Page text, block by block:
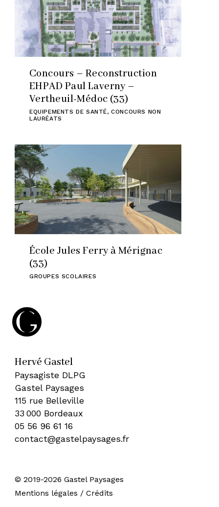
Concours – Reconstruction
EHPAD Paul Laverny –
Vertheuil-Médoc (33)
EQUIPEMENTS DE SANTÉ,CONCOURS NON
LAURÉATS
École Jules Ferry à Mérignac
(33)
GROUPES SCOLAIRES
Hervé Gastel
Paysagiste DLPG
Gastel Paysages
115 rue Belleville
33 000 Bordeaux
05 56 96 61 16
contact@gastelpaysages.fr
© 2019-2026 Gastel Paysages
Mentions légales / Crédits